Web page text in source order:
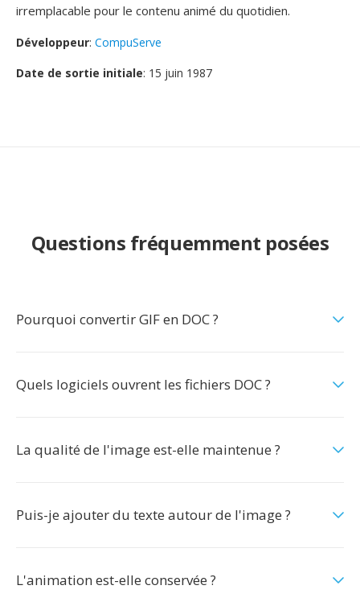
irremplacable pour le contenu animé du quotidien.
Développeur: CompuServe
Date de sortie initiale: 15 juin 1987
Questions fréquemment posées
Pourquoi convertir GIF en DOC ?
Quels logiciels ouvrent les fichiers DOC ?
La qualité de l'image est-elle maintenue ?
Puis-je ajouter du texte autour de l'image ?
L'animation est-elle conservée ?